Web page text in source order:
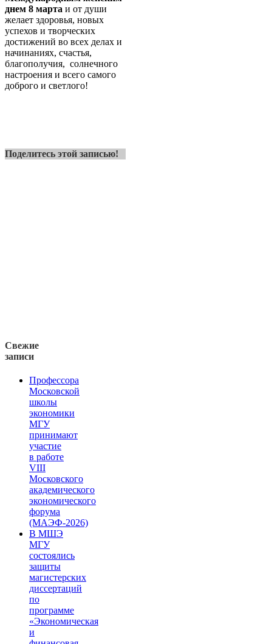
днем 8 марта и от души
желает здоровья, новых
успехов и творческих
достижений во всех делах и
начинаниях, счастья,
благополучия, солнечного
настроения и всего самого
доброго и светлого!
Поделитесь этой записью!
Свежие
записи
Профессора
Московской
школы
экономики
МГУ
принимают
участие
в работе
VIII
Московского
академического
экономического
форума
(МАЭФ-2026)
В МШЭ
МГУ
состоялись
защиты
магистерских
диссертаций
по
программе
«Экономическая
и